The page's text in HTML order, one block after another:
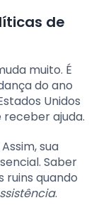
de
muito. É
do ano
Unidos
ajuda.
sua
Saber
ruins quando
.